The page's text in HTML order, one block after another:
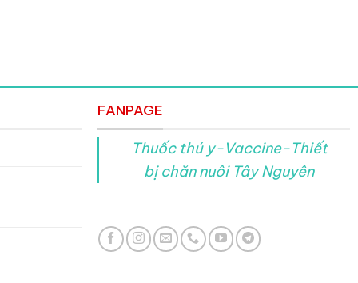
FANPAGE
Thuốc thú y-Vaccine-Thiết
bị chăn nuôi Tây Nguyên